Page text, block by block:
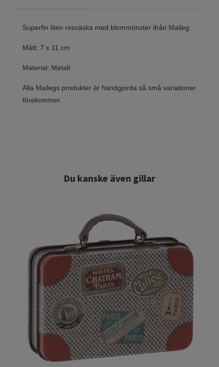
Superfin liten resväska med blommönster ifrån Maileg.
Mått: 7 x 11 cm
Material: Metall
Alla Mailegs produkter är handgjorda så små variationer
förekommer.